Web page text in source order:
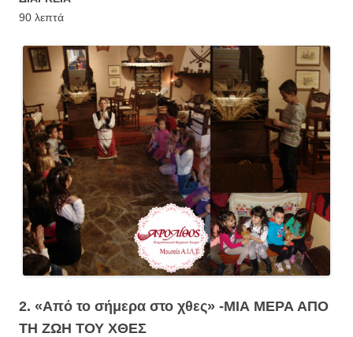
90 λεπτά
2. «Από το σήμερα στο χθες» -ΜΙΑ ΜΕΡΑ ΑΠΟ
ΤΗ ΖΩΗ ΤΟΥ ΧΘΕΣ